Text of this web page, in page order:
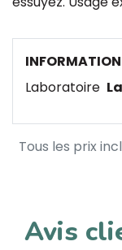
Laboratoire
Tous les prix
Avis